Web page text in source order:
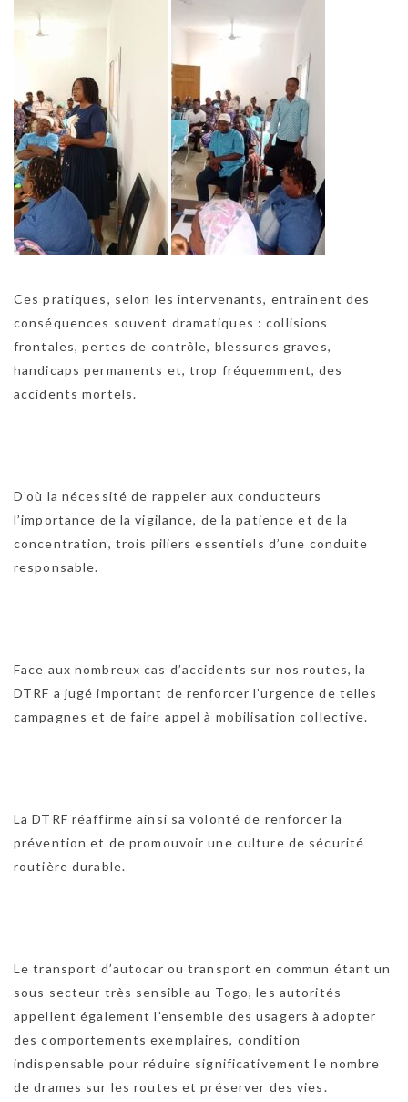
Ces pratiques, selon les intervenants, entraînent des
conséquences souvent dramatiques : collisions
frontales, pertes de contrôle, blessures graves,
handicaps permanents et, trop fréquemment, des
accidents mortels.
D’où la nécessité de rappeler aux conducteurs
l’importance de la vigilance, de la patience et de la
concentration, trois piliers essentiels d’une conduite
responsable.
Face aux nombreux cas d’accidents sur nos routes, la
DTRF a jugé important de renforcer l’urgence de telles
campagnes et de faire appel à mobilisation collective.
La DTRF réaffirme ainsi sa volonté de renforcer la
prévention et de promouvoir une culture de sécurité
routière durable.
Le transport d’autocar ou transport en commun étant un
sous secteur très sensible au Togo, les autorités
appellent également l’ensemble des usagers à adopter
des comportements exemplaires, condition
indispensable pour réduire significativement le nombre
de drames sur les routes et préserver des vies.